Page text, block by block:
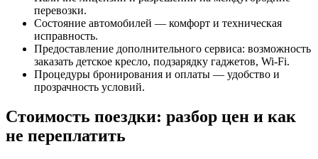
перевозки.
Состояние автомобилей — комфорт и техническая
исправность.
Предоставление дополнительного сервиса: возможность
заказать детское кресло, подзарядку гаджетов, Wi-Fi.
Процедуры бронирования и оплаты — удобство и
прозрачность условий.
Стоимость поездки: разбор цен и как
не переплатить